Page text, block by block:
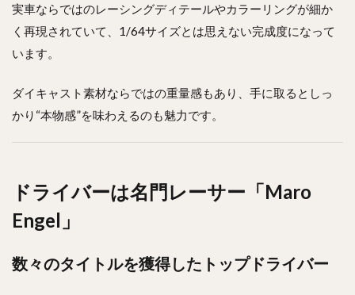
実車ならではのレーシングディテールやカラーリングが細か
く再現されていて、1/64サイズとは思えない完成度になって
います。
ダイキャスト素材ならではの重量感もあり、手に取るとしっ
かり“本物感”を味わえるのも魅力です。
ドライバーは名門レーサー「Maro
Engel」
数々のタイトルを獲得したトップドライバー